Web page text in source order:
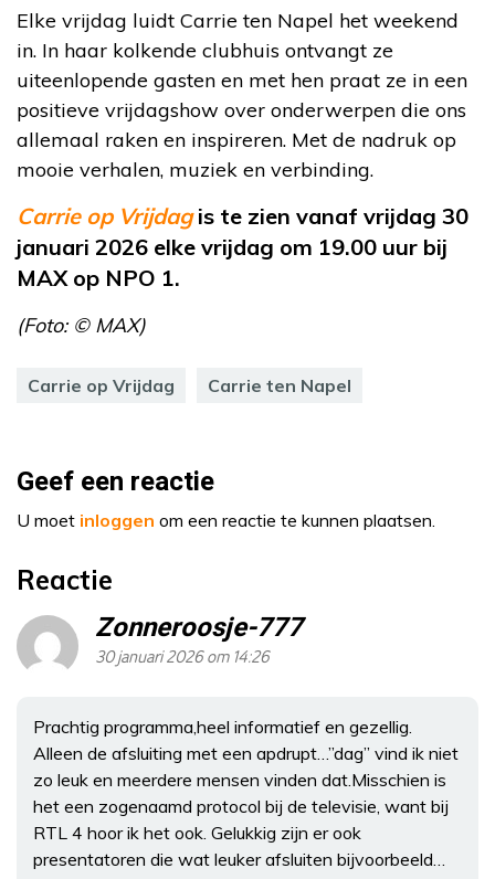
Elke vrijdag luidt Carrie ten Napel het weekend
in. In haar kolkende clubhuis ontvangt ze
uiteenlopende gasten en met hen praat ze in een
positieve vrijdagshow over onderwerpen die ons
allemaal raken en inspireren. Met de nadruk op
mooie verhalen, muziek en verbinding.
Carrie op Vrijdagis te zien vanaf vrijdag 30
januari 2026 elke vrijdag om 19.00 uur bij
MAX op NPO 1.
(Foto: © MAX)
Carrie op Vrijdag Carrie ten Napel
Geef een reactie
U moet inloggen om een reactie te kunnen plaatsen.
Reactie
Zonneroosje-777
30 januari 2026 om 14:26
Prachtig programma,heel informatief en gezellig.
Alleen de afsluiting met een apdrupt…”dag” vind ik niet
zo leuk en meerdere mensen vinden dat.Misschien is
het een zogenaamd protocol bij de televisie, want bij
RTL 4 hoor ik het ook. Gelukkig zijn er ook
presentatoren die wat leuker afsluiten bijvoorbeeld…